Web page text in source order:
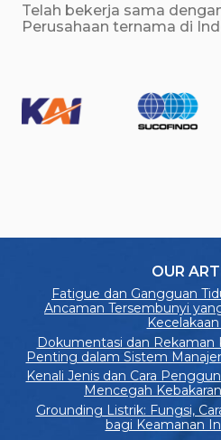
Telah bekerja sama
Perusahaan ternama di
OUR
Fatigue dan Gangguan
Ancaman Tersembunyi
Dokumentasi dan Rekaman
Penting dalam Sistem
Kenali Jenis dan Cara
Mencegah
Grounding Listrik: Fungsi,
bagi Keamanan